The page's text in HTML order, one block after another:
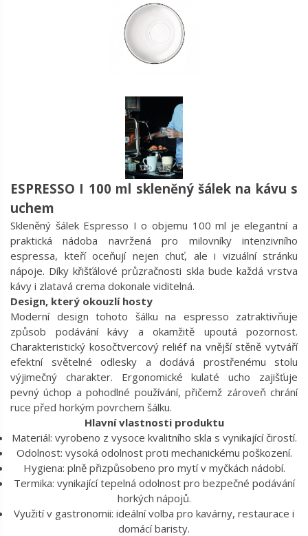
ESPRESSO I 100 ml skleněný šálek na kávu s
uchem
Skleněný šálek Espresso I o objemu 100 ml je elegantní a
praktická nádoba navržená pro milovníky intenzivního
espressa, kteří oceňují nejen chuť, ale i vizuální stránku
nápoje. Díky křišťálové průzračnosti skla bude každá vrstva
kávy i zlatavá crema dokonale viditelná.
Design, který okouzlí hosty
Moderní design tohoto šálku na espresso zatraktivňuje
způsob podávání kávy a okamžitě upoutá pozornost.
Charakteristický kosočtvercový reliéf na vnější stěně vytváří
efektní světelné odlesky a dodává prostřenému stolu
výjimečný charakter. Ergonomické kulaté ucho zajišťuje
pevný úchop a pohodlné používání, přičemž zároveň chrání
ruce před horkým povrchem šálku.
Hlavní vlastnosti produktu
Materiál: vyrobeno z vysoce kvalitního skla s vynikající čirostí.
Odolnost: vysoká odolnost proti mechanickému poškození.
Hygiena: plně přizpůsobeno pro mytí v myčkách nádobí.
Termika: vynikající tepelná odolnost pro bezpečné podávání
horkých nápojů.
Využití v gastronomii: ideální volba pro kavárny, restaurace i
domácí baristy.